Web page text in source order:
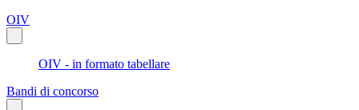
OIV
OIV - in formato tabellare
Bandi di concorso